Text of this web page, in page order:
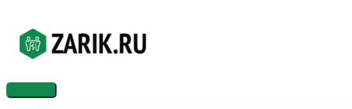
содержимому
Главное